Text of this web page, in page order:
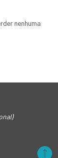
nenhuma